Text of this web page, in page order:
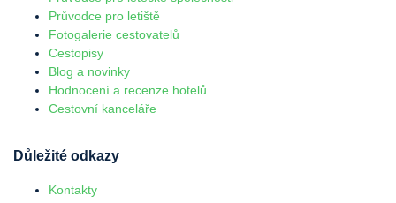
Průvodce pro letiště
Fotogalerie cestovatelů
Cestopisy
Blog a novinky
Hodnocení a recenze hotelů
Cestovní kanceláře
Důležité odkazy
Kontakty